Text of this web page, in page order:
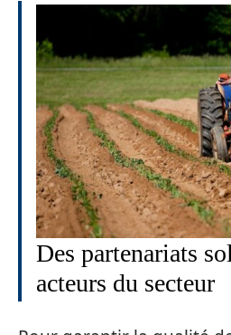
Des partenariats
acteurs du secteur